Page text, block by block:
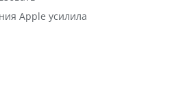
Apple усилила